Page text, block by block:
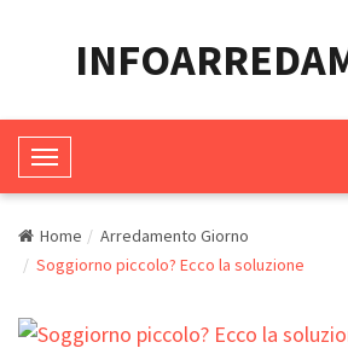
T
o
g
g
e
Home
Arredamento Giorno
Soggiorno piccolo? Ecco la soluzione